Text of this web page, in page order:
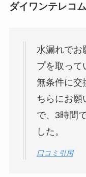
ダイワンテレコ
水漏れでお
プを取って
無条件に交
ちらにお願
で、3時間
した。
口コミ引用